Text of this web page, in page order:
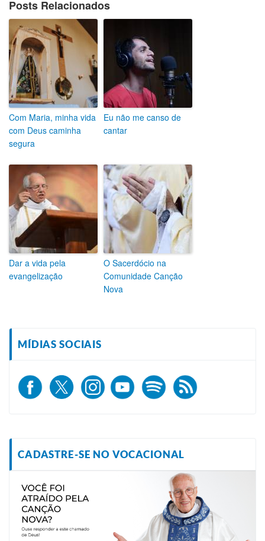
Posts Relacionados
Com Maria, minha vida
com Deus caminha
segura
Eu não me canso de
cantar
Dar a vida pela
evangelização
O Sacerdócio na
Comunidade Canção
Nova
MÍDIAS SOCIAIS
CADASTRE-SE NO VOCACIONAL